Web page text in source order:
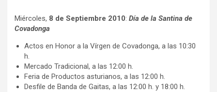
Miércoles, 8 de Septiembre 2010: Día de la Santina de
Covadonga
Actos en Honor a la Vírgen de Covadonga, a las 10:30
h.
Mercado Tradicional, a las 12:00 h.
Feria de Productos asturianos, a las 12:00 h.
Desfile de Banda de Gaitas, a las 12:00 h. y 18:00 h.